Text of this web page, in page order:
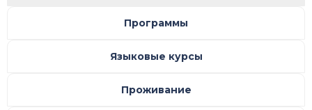
Программы
Языковые курсы
Проживание